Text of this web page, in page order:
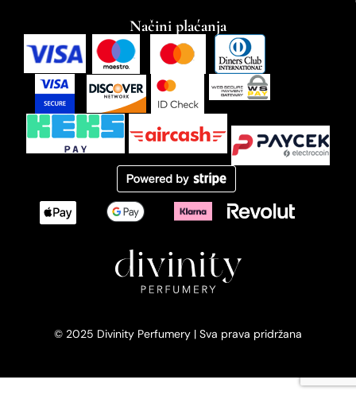
Načini plaćanja
© 2025 Divinity Perfumery | Sva prava pridržana